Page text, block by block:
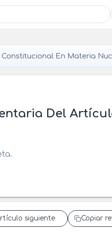
Constitucional En Materia
Del
siguiente Copiar